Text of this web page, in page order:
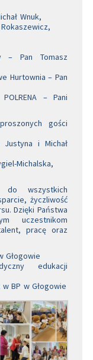
Wnuk,
– Pan Tomasz
Hurtownia – Pan
– Pani
gości
Justyna i Michał
Michalska,
do wszystkich
życzliwość
Dzięki Państwa
uczestnikom
pracę oraz
Głogowie
edukacji
BP w Głogowie